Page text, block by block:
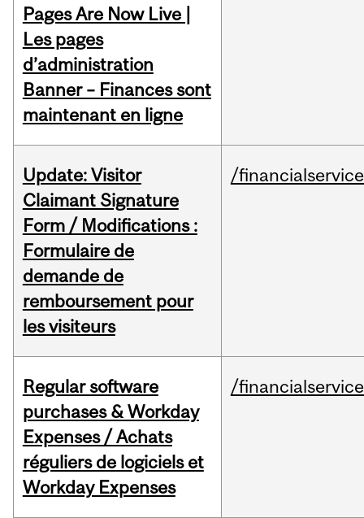
Pages Are Now Live |
Les pages
d’administration
Banner – Finances sont
maintenant en ligne
Update: Visitor
Claimant Signature
Form / Modifications :
Formulaire de
demande de
remboursement pour
les visiteurs
/
Regular software
purchases & Workday
Expenses / Achats
réguliers de logiciels et
Workday Expenses
/